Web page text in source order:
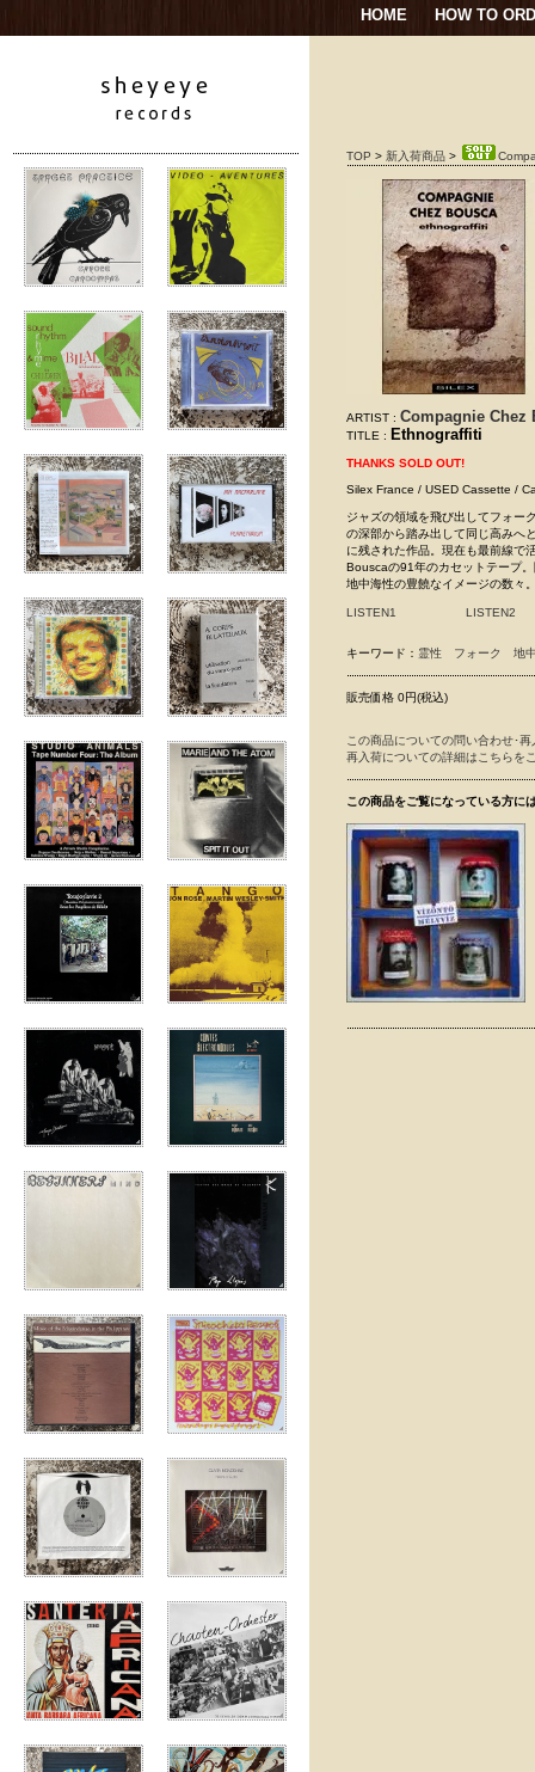
HOME HOW TO
TOP > 新入荷商品 >
ARTIST : Compagnie Chez
TITLE : Ethnograffiti
THANKS SOLD OUT!
Silex France / USED Cassette /
ジャズの領域を飛び出してフォー
の深部から踏み出して同じ高みへ
に残された作品。現在も最前線で
Bouscaの91年のカセットテープ
地中海性の豊饒なイメージの数々
LISTEN1 LISTEN2
キーワード： 霊性 フォーク 地
販売価格 0円(税込)
この商品についての問い合わせ･
再入荷についての詳細はこちらを
この商品をご覧になっている方に